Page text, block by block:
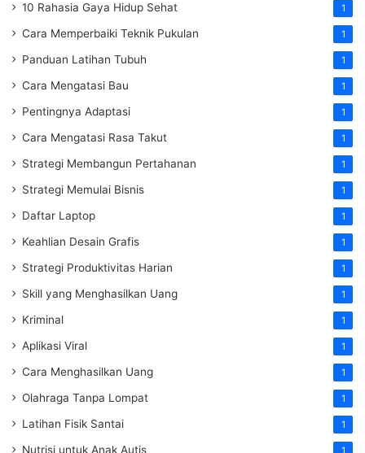
10 Rahasia Gaya Hidup Sehat 1
Cara Memperbaiki Teknik Pukulan 1
Panduan Latihan Tubuh 1
Cara Mengatasi Bau 1
Pentingnya Adaptasi 1
Cara Mengatasi Rasa Takut 1
Strategi Membangun Pertahanan 1
Strategi Memulai Bisnis 1
Daftar Laptop 1
Keahlian Desain Grafis 1
Strategi Produktivitas Harian 1
Skill yang Menghasilkan Uang 1
Kriminal 1
Aplikasi Viral 1
Cara Menghasilkan Uang 1
Olahraga Tanpa Lompat 1
Latihan Fisik Santai 1
Nutrisi untuk Anak Autis 1